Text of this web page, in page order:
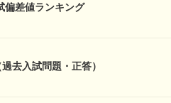
偏差値ランキング
去入試問題・正答）